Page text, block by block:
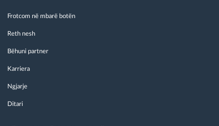
Frotcom në mbarë botën
Reth nesh
Bëhuni partner
Karriera
Ngjarje
Ditari